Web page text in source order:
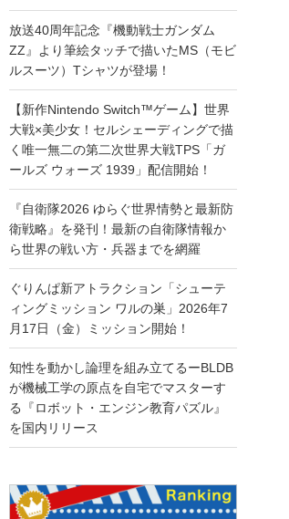
放送40周年記念『機動戦士ガンダム
ZZ』より筆絵タッチで描いたMS（モビ
ルスーツ）Tシャツが登場！
【新作Nintendo Switch™ゲーム】世界
大戦×美少女！セルシェーディングで描
く唯一無二の第二次世界大戦TPS「ガ
ールズ ウォーズ 1939」配信開始！
『自衛隊2026 ゆらぐ世界情勢と最新防
衛戦略』を発刊！最新の自衛隊情報か
ら世界の戦い方・兵器までを網羅
ぐりんぱ新アトラクション「シューテ
ィングミッション ワルの巣」2026年7
月17日（金）ミッション開始！
知性を動かし論理を組み立てるーBLDB
が機械工学の原点を自宅でマスターす
る『ロボット・エンジン教育パズル』
を国内リリース